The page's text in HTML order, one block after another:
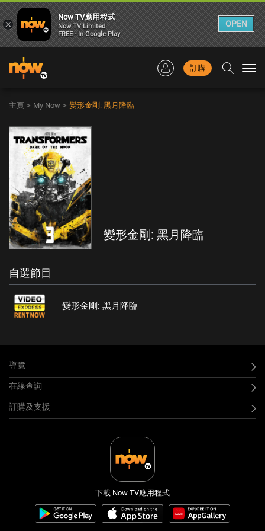
訂購
主頁 > My Now > 變形金剛: 黑月降臨
變形金剛: 黑月降臨
自選節目
變形金剛: 黑月降臨
導覽
在線查詢
訂購及支援
下載 Now TV應用程式
×
Now TV應用程式
Now TV Limited
FREE - In Google Play
OPEN